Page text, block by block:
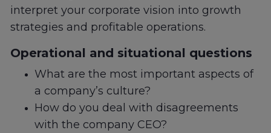
interpret your corporate vision into growth
strategies and profitable operations.
Operational and situational questions
What are the most important aspects of
a company’s culture?
How do you deal with disagreements
with the company CEO?